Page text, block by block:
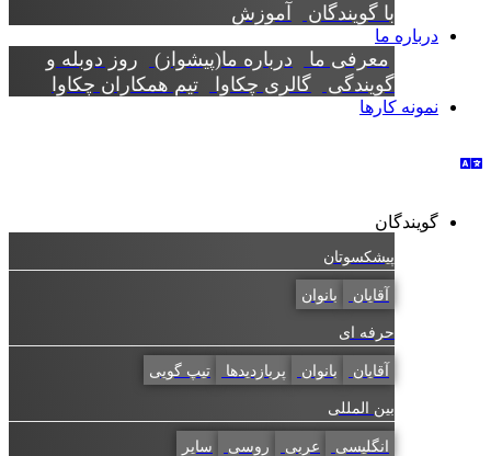
با گویندگان آموزش
درباره ما
معرفی ما درباره ما(پیشواز)
روز دوبله و
گویندگی گالری چکاوا تیم همکاران چکاوا
نمونه کارها
گویندگان
پیشکسوتان
بانوان
حرفه ای
بانوان پربازدیدها تیپ گویی
بین المللی
انگلیسی عربی روسی سایر